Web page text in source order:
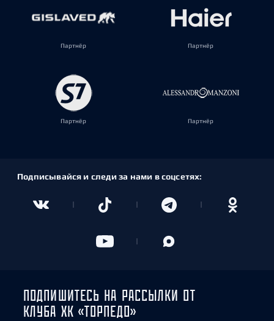
Партнёр Партнёр
Партнёр Партнёр
Подписывайся и следи за нами в соцсетях:
ПОДПИШИТЕСЬ НА РАССЫЛКИ ОТ
КЛУБА ХК «ТОРПЕДО»